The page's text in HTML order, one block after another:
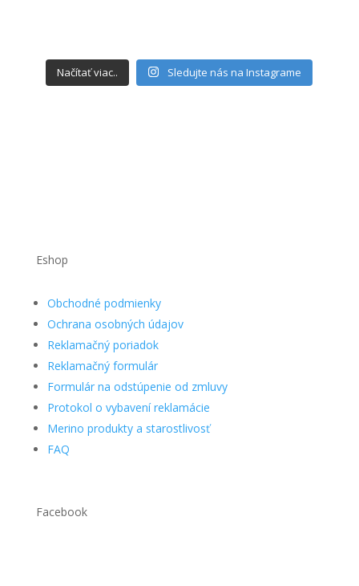
Načítať viac.. Sledujte nás na Instagrame
Eshop
Obchodné podmienky
Ochrana osobných údajov
Reklamačný poriadok
Reklamačný formulár
Formulár na odstúpenie od zmluvy
Protokol o vybavení reklamácie
Merino produkty a starostlivosť
FAQ
Facebook